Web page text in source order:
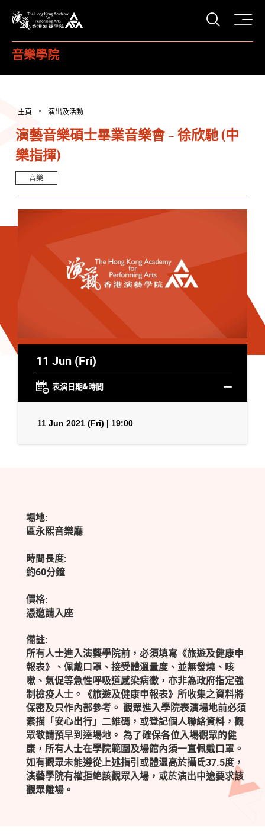
打開
音樂學院
主頁 演出及活動
演藝音樂碩士畢業音樂會 - 徐欣馳 (中
樂指揮)
音樂
11 Jun (Fri)
表演日期&時間
11 Jun 2021 (Fri) | 19:00
場地:
區永熙音樂廳
時間長度:
約60分鐘
價格:
憑邀請入座
備註:
所有人士進入演藝學院前，必須填寫《旅遊及健康申
報表》、佩戴口罩、接受體溫量度、並無發燒、咳
嗽、氣促等急性呼吸道感染病徵，亦非為政府指定強
制檢疫人士。《旅遊及健康申報表》所收集之資料將
保密及只作內部參考。 觀眾進入學院表演場地前必須
素描「安心出行」二維碼，或登記個人聯絡資料，觀
眾敬請預早到達場地。 為了確保各位入場觀眾的健
康，所有人士在學院範圍及場館內須一直佩戴口罩。
如有觀眾未能遵從上述指引或體温高於攝氐37.5度，
演藝學院有權拒絶該觀眾入場，或於演出中途要求該
觀眾離場。